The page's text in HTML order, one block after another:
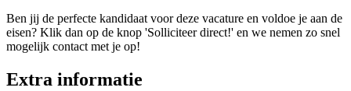
Ben jij de perfecte kandidaat voor deze vacature en voldoe je aan de
eisen? Klik dan op de knop 'Solliciteer direct!' en we nemen zo snel
mogelijk contact met je op!
Extra informatie